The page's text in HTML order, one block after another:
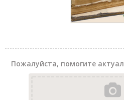
Пожалуйста, помогите